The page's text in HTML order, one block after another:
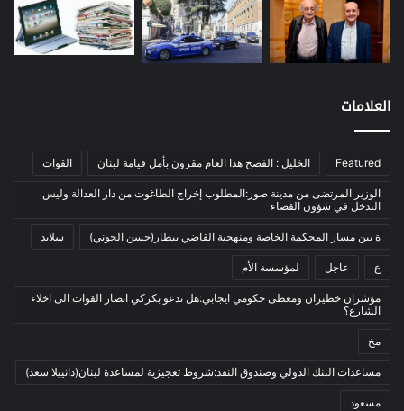
موازنة
(4)
نفط
(91)
اتصالات
بيئة
ثقافة
(1٬227)
أدب وشعر
بروفايل
تربية وتعليم
(73)
فلسفة
العلامات
Featured الخليل : الفصح هذا العام مقرون بأمل قيامة لبنان القوات
الوزير المرتضى من مدينة صور:المطلوب إخراج الطاغوت من دار العدالة وليس
التدخل في شؤون القضاء
ة بين مسار المحكمة الخاصة ومنهجية القاضي بيطار(حسن الجوني) سلايد
ع عاجل لمؤسسة الأم
مؤشران خطيران ومعطى حكومي ايجابي:هل تدعو بكركي انصار القوات الى اخلاء
الشارع؟
مخ
مساعدات البنك الدولي وصندوق النقد:شروط تعجيزية لمساعدة لبنان(دانييلا سعد)
مسعود